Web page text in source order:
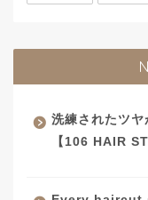
洗練されたツ
【106 HAIR